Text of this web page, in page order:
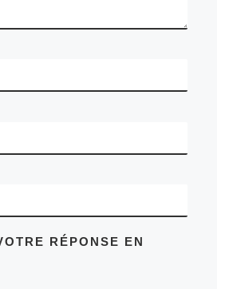
RÉPONSE EN